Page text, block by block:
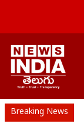
Breaking News